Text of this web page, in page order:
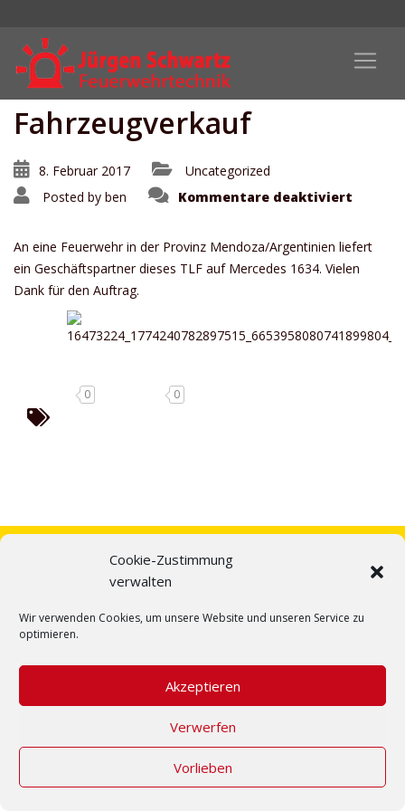
Cookie-Zustimmung
verwalten
Wir verwenden Cookies, um unsere Website und unseren Service zu
optimieren.
Akzeptieren
Verwerfen
Vorlieben
Fahrzeugverkauf
8. Februar 2017
Uncategorized
Posted by ben Kommentare deaktiviert
An eine Feuerwehr in der Provinz Mendoza/Argentinien liefert
ein Geschäftspartner dieses TLF auf Mercedes 1634. Vielen
Dank für den Auftrag.
0 0
Fahrzeuge Team Kontakt